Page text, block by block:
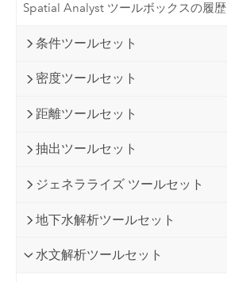
Spatial Analyst ツールボックスの履歴
条件ツールセット
密度ツールセット
距離ツールセット
抽出ツールセット
ジェネラライズ ツールセット
地下水解析ツールセット
水文解析ツールセット